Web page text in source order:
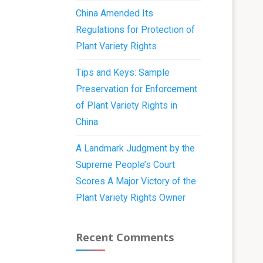
China Amended Its
Regulations for Protection of
Plant Variety Rights
Tips and Keys: Sample
Preservation for Enforcement
of Plant Variety Rights in
China
A Landmark Judgment by the
Supreme People’s Court
Scores A Major Victory of the
Plant Variety Rights Owner
Recent Comments